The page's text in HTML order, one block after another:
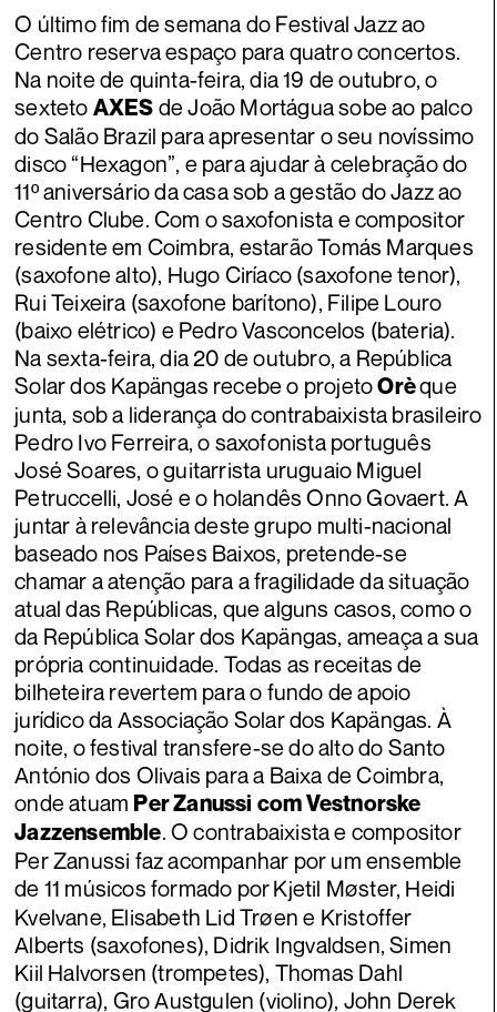
O último fim de semana do Festival Jazz ao
Centro reserva espaço para quatro concertos.
Na noite de quinta-feira, dia 19 de outubro, o
sexteto AXES de João Mortágua sobe ao palco
do Salão Brazil para apresentar o seu novíssimo
disco “Hexagon”, e para ajudar à celebração do
11º aniversário da casa sob a gestão do Jazz ao
Centro Clube. Com o saxofonista e compositor
residente em Coimbra, estarão Tomás Marques
(saxofone alto), Hugo Ciríaco (saxofone tenor),
Rui Teixeira (saxofone barítono), Filipe Louro
(baixo elétrico) e Pedro Vasconcelos (bateria).
Na sexta-feira, dia 20 de outubro, a República
Solar dos Kapängas recebe o projetoOrèque
junta, sob a liderança do contrabaixista brasileiro
Pedro Ivo Ferreira, o saxofonista português
José Soares, o guitarrista uruguaio Miguel
Petruccelli, José e o holandês Onno Govaert. A
juntar à relevância deste grupo multi-nacional
baseado nos Países Baixos, pretende-se
chamar a atenção para a fragilidade da situação
atual das Repúblicas, que alguns casos, como o
da República Solar dos Kapängas, ameaça a sua
própria continuidade. Todas as receitas de
bilheteira revertem para o fundo de apoio
jurídico da Associação Solar dos Kapängas. À
noite, o festival transfere-se do alto do Santo
António dos Olivais para a Baixa de Coimbra,
onde atuam Per Zanussi com Vestnorske
Jazzensemble. O contrabaixista e compositor
Per Zanussi faz acompanhar por um ensemble
de 11 músicos formado porKjetil Møster, Heidi
Kvelvane, Elisabeth Lid Trøen e Kristoffer
Alberts (saxofones), Didrik Ingvaldsen, Simen
Kiil Halvorsen (trompetes), Thomas Dahl
(guitarra), Gro Austgulen (violino), John Derek